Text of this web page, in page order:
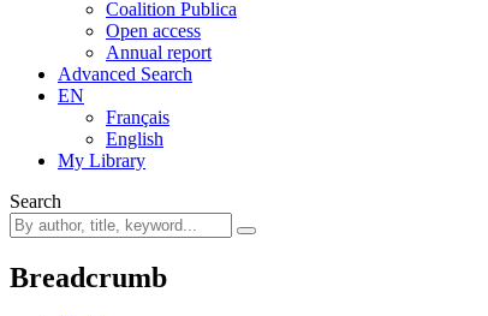
Coalition Publica
Open access
Annual report
Advanced Search
EN
Français
English
My Library
Search
Breadcrumb